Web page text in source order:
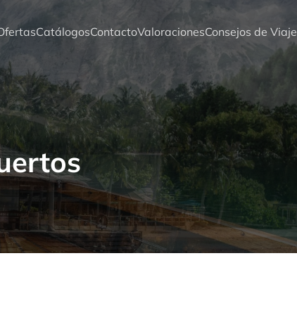
CatálogosContactoValoracionesConsejos de Viaje